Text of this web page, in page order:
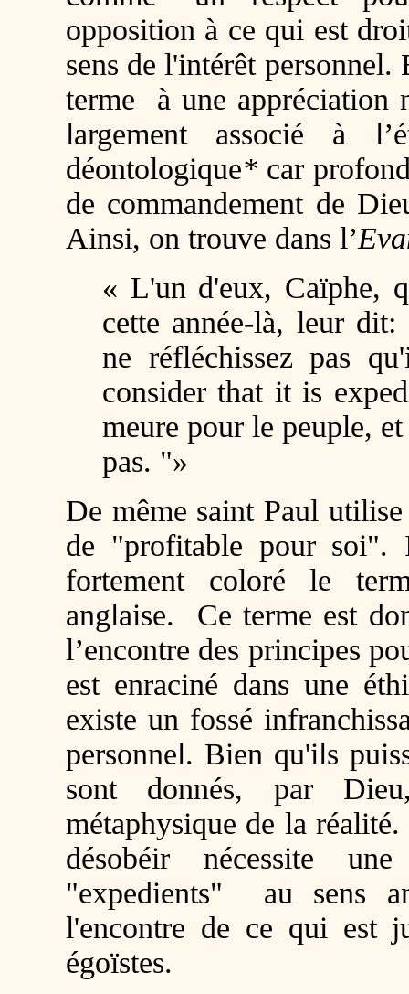
opposition à ce qui est
sens de l'intérêt
terme à une appréciation
largement associé à
déontologique* car
de commandement de
Ainsi, on trouve dans l’
« L'un d'eux, Caïphe,
cette année-là, leur
ne réfléchissez pas
consider that it is
meure pour le peuple,
pas. "»
De même saint Paul
de "profitable pour
fortement coloré le
anglaise. Ce terme est
l’encontre des principes
est enraciné dans une
existe un fossé
personnel. Bien qu'ils
sont donnés, par
métaphysique de la
désobéir nécessite
"expedients" au sens
l'encontre de ce qui est
égoïstes.